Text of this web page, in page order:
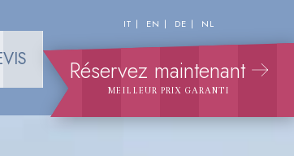
IT EN DE NL
Réservez maintenant
MEILLEUR PRIX GARANTI